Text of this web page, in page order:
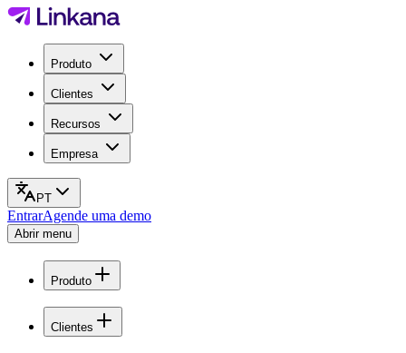
Produto
Clientes
Recursos
Empresa
PT
EntrarAgende uma demo
Abrir menu
Produto
Clientes